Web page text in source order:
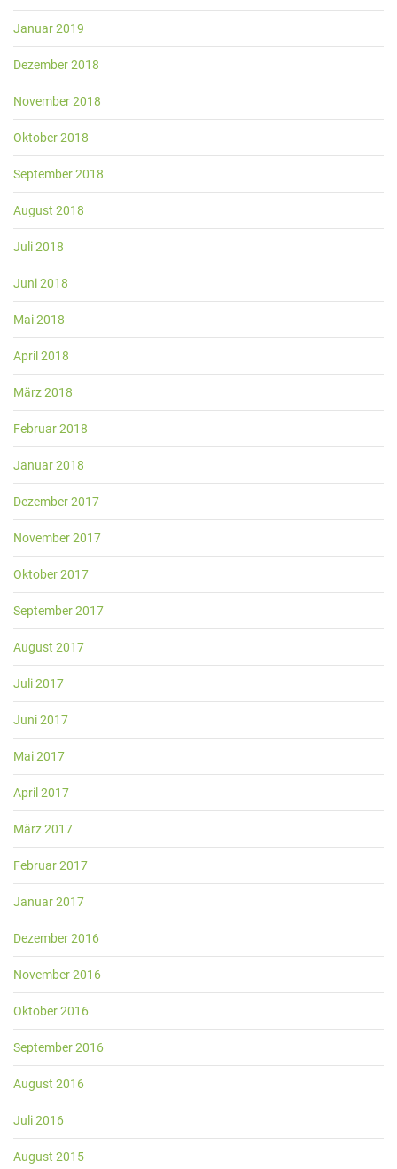
Januar 2019
Dezember 2018
November 2018
Oktober 2018
September 2018
August 2018
Juli 2018
Juni 2018
Mai 2018
April 2018
März 2018
Februar 2018
Januar 2018
Dezember 2017
November 2017
Oktober 2017
September 2017
August 2017
Juli 2017
Juni 2017
Mai 2017
April 2017
März 2017
Februar 2017
Januar 2017
Dezember 2016
November 2016
Oktober 2016
September 2016
August 2016
Juli 2016
August 2015